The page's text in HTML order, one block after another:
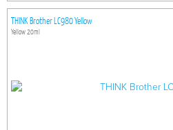
THINK Brother LC980 Yellow
Yellow 20ml